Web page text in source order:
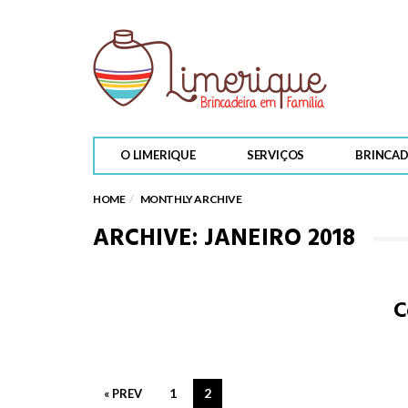
O LIMERIQUE SERVIÇOS
HOME MONTHLY ARCHIVE
ARCHIVE: JANEIRO 2018
« PREV 1 2
PARA REFLETIR
Castigos e ameaças:
medidas corretivas e
educativas?